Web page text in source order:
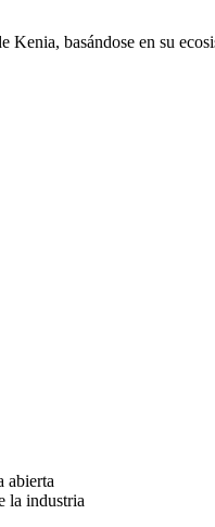
basándose en su
abierta
la industria